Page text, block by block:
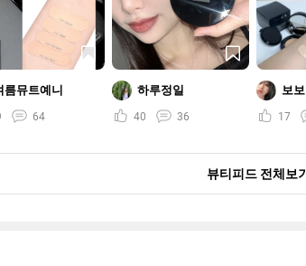
름뮤트예니
64
하루정일
40 36
보보
17
뷰티피드 전체보기